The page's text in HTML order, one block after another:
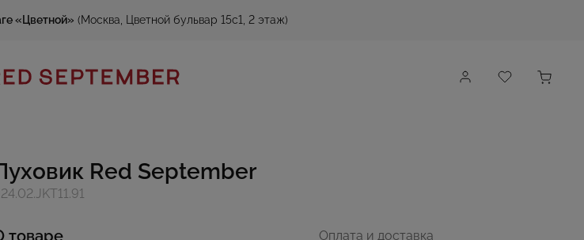
«Цветной» (Москва, Цветной бульвар 15с1, 2 этаж)
Red September
товаре Оплата и доставка